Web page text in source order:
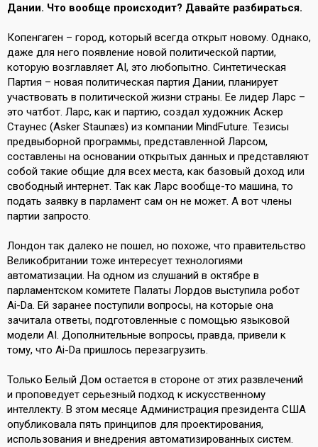
Дании. Что вообще происходит? Давайте разбираться.
Копенгаген – город, который всегда открыт новому. Однако,
даже для него появление новой политической партии,
которую возглавляет AI, это любопытно. Синтетическая
Партия – новая политическая партия Дании, планирует
участвовать в политической жизни страны. Ее лидер Ларс –
это чатбот. Ларс, как и партию, создал художник Аскер
Стаунес (Asker Staunæs) из компании MindFuture. Тезисы
предвыборной программы, представленной Ларсом,
составлены на основании открытых данных и представляют
собой такие общие для всех места, как базовый доход или
свободный интернет. Так как Ларс вообще-то машина, то
подать заявку в парламент сам он не может. А вот члены
партии запросто.
Лондон так далеко не пошел, но похоже, что правительство
Великобритании тоже интересует технологиями
автоматизации. На одном из слушаний в октябре в
парламентском комитете Палаты Лордов выступила робот
Ai-Da. Ей заранее поступили вопросы, на которые она
зачитала ответы, подготовленные с помощью языковой
модели AI. Дополнительные вопросы, правда, привели к
тому, что Ai-Da пришлось перезагрузить.
Только Белый Дом остается в стороне от этих развлечений
и проповедует серьезный подход к искусственному
интеллекту. В этом месяце Администрация президента США
опубликовала пять принципов для проектирования,
использования и внедрения автоматизированных систем.